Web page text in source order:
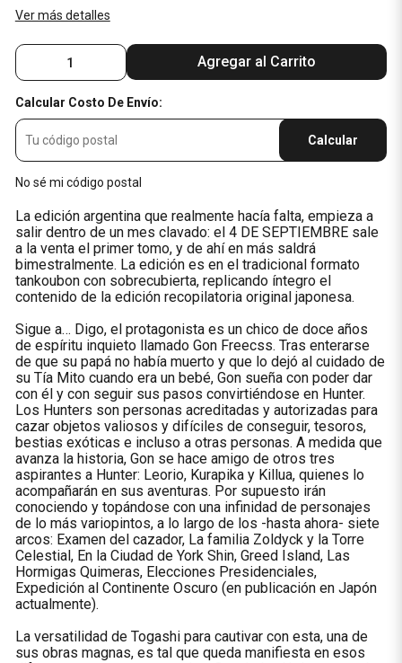
Ver más detalles
Agregar al Carrito
Calcular Costo De Envío:
Calcular
No sé mi código postal
La edición argentina que realmente hacía falta, empieza a
salir dentro de un mes clavado: el 4 DE SEPTIEMBRE sale
a la venta el primer tomo, y de ahí en más saldrá
bimestralmente. La edición es en el tradicional formato
tankoubon con sobrecubierta, replicando íntegro el
contenido de la edición recopilatoria original japonesa.
Sigue a… Digo, el protagonista es un chico de doce años
de espíritu inquieto llamado Gon Freecss. Tras enterarse
de que su papá no había muerto y que lo dejó al cuidado de
su Tía Mito cuando era un bebé, Gon sueña con poder dar
con él y con seguir sus pasos convirtiéndose en Hunter.
Los Hunters son personas acreditadas y autorizadas para
cazar objetos valiosos y difíciles de conseguir, tesoros,
bestias exóticas e incluso a otras personas. A medida que
avanza la historia, Gon se hace amigo de otros tres
aspirantes a Hunter: Leorio, Kurapika y Killua, quienes lo
acompañarán en sus aventuras. Por supuesto irán
conociendo y topándose con una infinidad de personajes
de lo más variopintos, a lo largo de los -hasta ahora- siete
arcos: Examen del cazador, La familia Zoldyck y la Torre
Celestial, En la Ciudad de York Shin, Greed Island, Las
Hormigas Quimeras, Elecciones Presidenciales,
Expedición al Continente Oscuro (en publicación en Japón
actualmente).
La versatilidad de Togashi para cautivar con esta, una de
sus obras magnas, es tal que queda manifiesta en esos